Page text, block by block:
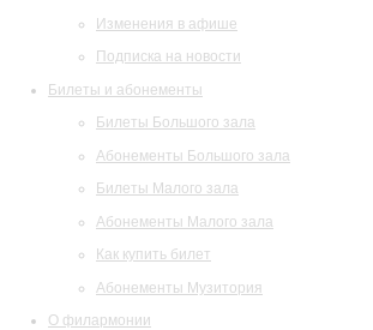
Изменения в афише
Подписка на новости
Билеты и абонементы
Билеты Большого зала
Абонементы Большого зала
Билеты Малого зала
Абонементы Малого зала
Как купить билет
Абонементы Музитория
О филармонии